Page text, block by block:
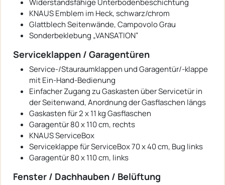
KNAUS Emblem im Heck, schwarz/chrom
Glattblech Seitenwände, Campovolo Grau
Sonderbeklebung „VANSATION“
Serviceklappen / Garagentüren
Service-/Stauraumklappen und Garagentür/-klappe
mit Ein-Hand-Bedienung
Einfacher Zugang zu Gaskasten über Servicetür in
der Seitenwand, Anordnung der Gasflaschen längs
Gaskasten für 2 x 11 kg Gasflaschen
Garagentür 80 x 110 cm, rechts
KNAUS ServiceBox
Serviceklappe für ServiceBox 70 x 40 cm, Bug links
Garagentür 80 x 110 cm, links
Fenster / Dachhauben / Belüftung